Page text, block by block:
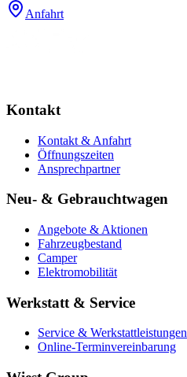
Anfahrt
Kontakt
Kontakt & Anfahrt
Öffnungszeiten
Ansprechpartner
Neu- & Gebrauchtwagen
Angebote & Aktionen
Fahrzeugbestand
Camper
Elektromobilität
Werkstatt & Service
Service & Werkstattleistungen
Online-Terminvereinbarung